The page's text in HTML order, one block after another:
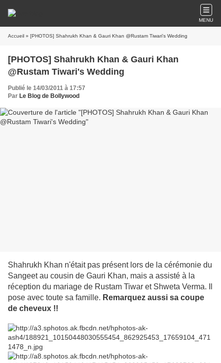
MENU
Accueil » [PHOTOS] Shahrukh Khan & Gauri Khan @Rustam Tiwari's Wedding
[PHOTOS] Shahrukh Khan & Gauri Khan
@Rustam Tiwari's Wedding
Publié le 14/03/2011 à 17:57
Par Le Blog de Bollywood
Shahrukh Khan n'était pas présent lors de la cérémonie du
Sangeet au cousin de Gauri Khan, mais a assisté à la
réception du mariage de Rustam Tiwar et Shweta Verma. Il
pose avec toute sa famille. Remarquez aussi sa coupe
de cheveux !!